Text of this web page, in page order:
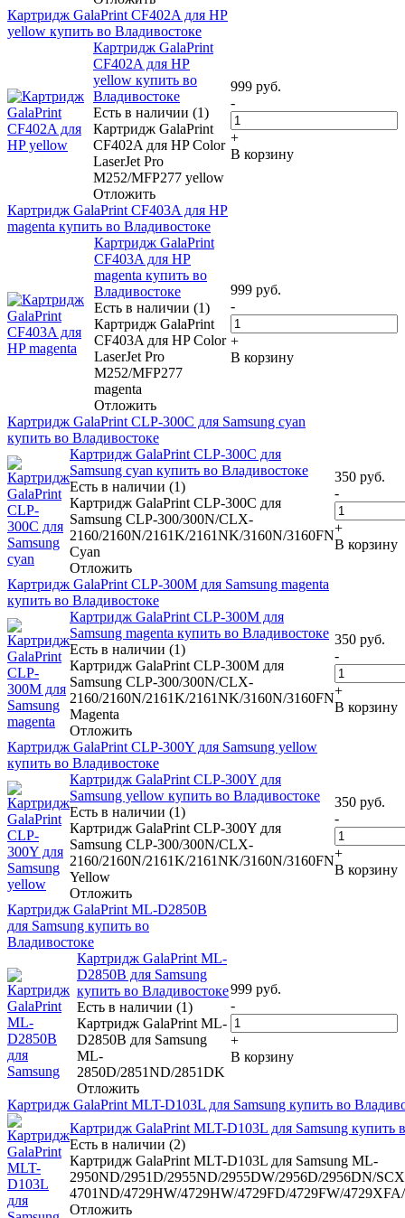
Картридж GalaPrint CF402A для HP
yellow купить во Владивостоке
Картридж GalaPrint
CF402A для HP
yellow купить во
Владивостоке
Есть в наличии (1)
Картридж GalaPrint
CF402A для HP Color
LaserJet Pro
M252/MFP277 yellow
Отложить
999 руб.
-
+
В корзину
Картридж GalaPrint CF403A для HP
magenta купить во Владивостоке
Картридж GalaPrint
CF403A для HP
magenta купить во
Владивостоке
Есть в наличии (1)
Картридж GalaPrint
CF403A для HP Color
LaserJet Pro
M252/MFP277
magenta
Отложить
999 руб.
-
+
В корзину
Картридж GalaPrint CLP-300C для Samsung cyan
купить во Владивостоке
Картридж GalaPrint CLP-300C для
Samsung cyan купить во Владивостоке
Есть в наличии (1)
Картридж GalaPrint CLP-300C для
Samsung CLP-300/300N/CLX-
2160/2160N/2161K/2161NK/3160N/3160FN
Cyan
Отложить
350 руб.
-
+
В корзину
Картридж GalaPrint CLP-300M для Samsung magenta
купить во Владивостоке
Картридж GalaPrint CLP-300M для
Samsung magenta купить во Владивостоке
Есть в наличии (1)
Картридж GalaPrint CLP-300M для
Samsung CLP-300/300N/CLX-
2160/2160N/2161K/2161NK/3160N/3160FN
Magenta
Отложить
350 руб.
-
+
В корзину
Картридж GalaPrint CLP-300Y для Samsung yellow
купить во Владивостоке
Картридж GalaPrint CLP-300Y для
Samsung yellow купить во Владивостоке
Есть в наличии (1)
Картридж GalaPrint CLP-300Y для
Samsung CLP-300/300N/CLX-
2160/2160N/2161K/2161NK/3160N/3160FN
Yellow
Отложить
350 руб.
-
+
В корзину
Картридж GalaPrint ML-D2850B
для Samsung купить во
Владивостоке
Картридж GalaPrint ML-
D2850B для Samsung
купить во Владивостоке
Есть в наличии (1)
Картридж GalaPrint ML-
D2850B для Samsung
ML-
2850D/2851ND/2851DK
Отложить
999 руб.
-
+
В корзину
Картридж GalaPrint MLT-D103L для Samsung купить во
Картридж GalaPrint MLT-D103L для Samsung купить
Есть в наличии (2)
Картридж GalaPrint MLT-D103L для Samsung ML-
2950ND/2951D/2955ND/2955DW/2956D/2956DN/
4701ND/4729HW/4729HW/4729FD/4729FW/
Отложить